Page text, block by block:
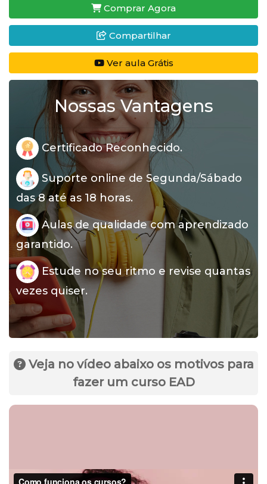
Comprar Agora
Compartilhar
Ver aula Grátis
Nossas Vantagens
Certificado Reconhecido.
Suporte online de Segunda/Sábado
das 8 até as 18 horas.
Aulas de qualidade com aprendizado
garantido.
Estude no seu ritmo e revise quantas
vezes quiser.
Veja no vídeo abaixo os motivos para
fazer um curso EAD